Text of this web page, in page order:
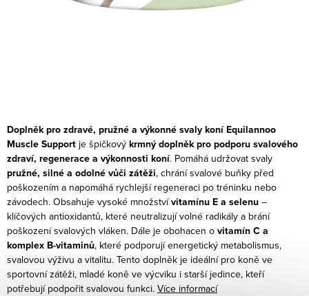
Doplněk pro zdravé, pružné a výkonné svaly koní Equilannoo
Muscle Support je špičkový krmný doplněk pro podporu svalového
zdraví, regenerace a výkonnosti koní. Pomáhá udržovat svaly
pružné, silné a odolné vůči zátěži, chrání svalové buňky před
poškozením a napomáhá rychlejší regeneraci po tréninku nebo
závodech. Obsahuje vysoké množstvívitamínu E a selenu –
klíčových antioxidantů, které neutralizují volné radikály a brání
poškození svalových vláken. Dále je obohacen o vitamín C a
komplex B-vitaminů, které podporují energetický metabolismus,
svalovou výživu a vitalitu. Tento doplněk je ideální pro koně ve
sportovní zátěži, mladé koně ve výcviku i starší jedince, kteří
potřebují podpořit svalovou funkci. Více informací